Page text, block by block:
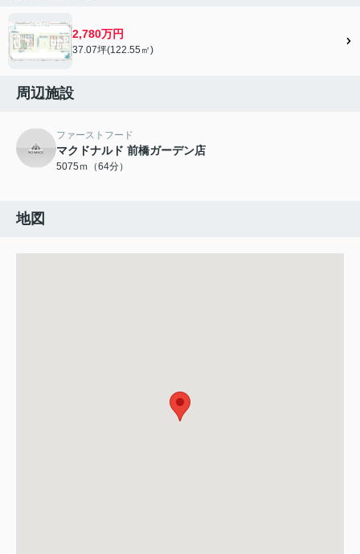
2,780万円
37.07坪(122.55㎡)
周辺施設
ファーストフード
マクドナルド 前橋ガーデン店
5075ｍ（64分）
地図